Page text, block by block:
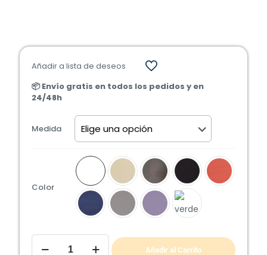
Añadir a lista de deseos
📦 Envío gratis en todos los pedidos y en
24/48h
Medida
Color
Cabecero
Añadir al Carrito